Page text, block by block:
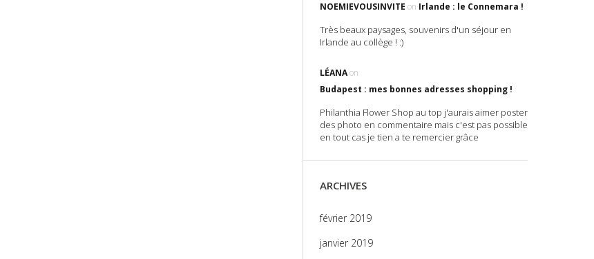
NOEMIEVOUSINVITE on Irlande : le Connemara !
Très beaux paysages, souvenirs d'un séjour en
Irlande au collège ! :)
LÉANAon
Budapest : mes bonnes adresses shopping !
Philanthia Flower Shop au top j'aurais aimer poster
des photo en commentaire mais c'est pas possible
en tout cas je tien a te remercier grâce
ARCHIVES
février 2019
janvier 2019